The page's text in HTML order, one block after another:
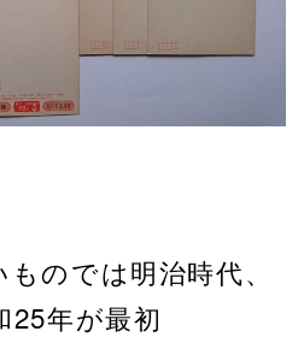
のでは明治時代、
25年が最初